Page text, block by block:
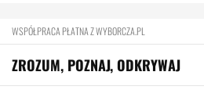
WSPÓŁPRACA PŁATNA Z WYBORCZA.PL
ZROZUM, POZNAJ, ODKRYWAJ